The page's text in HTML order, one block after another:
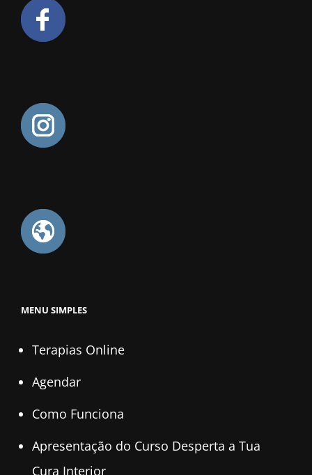
MENU SIMPLES
Terapias Online
Agendar
Como Funciona
Apresentação do Curso Desperta a Tua
Cura Interior